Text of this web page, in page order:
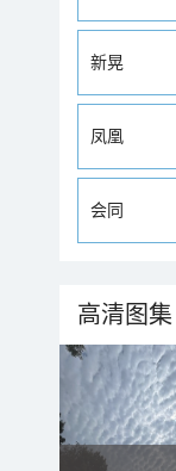
新晃
凤凰
会同
高清图集